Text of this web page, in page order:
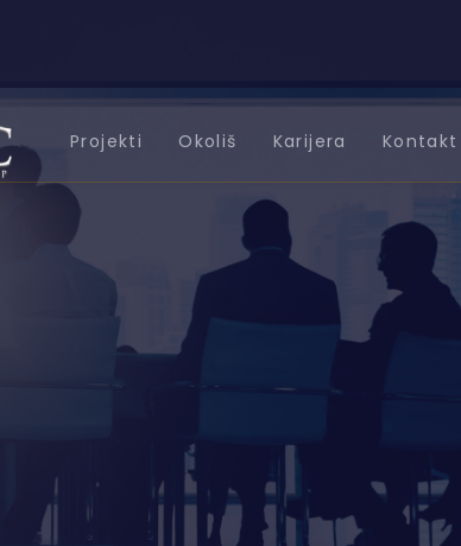
Projekti Okoliš Karijera Kontakt